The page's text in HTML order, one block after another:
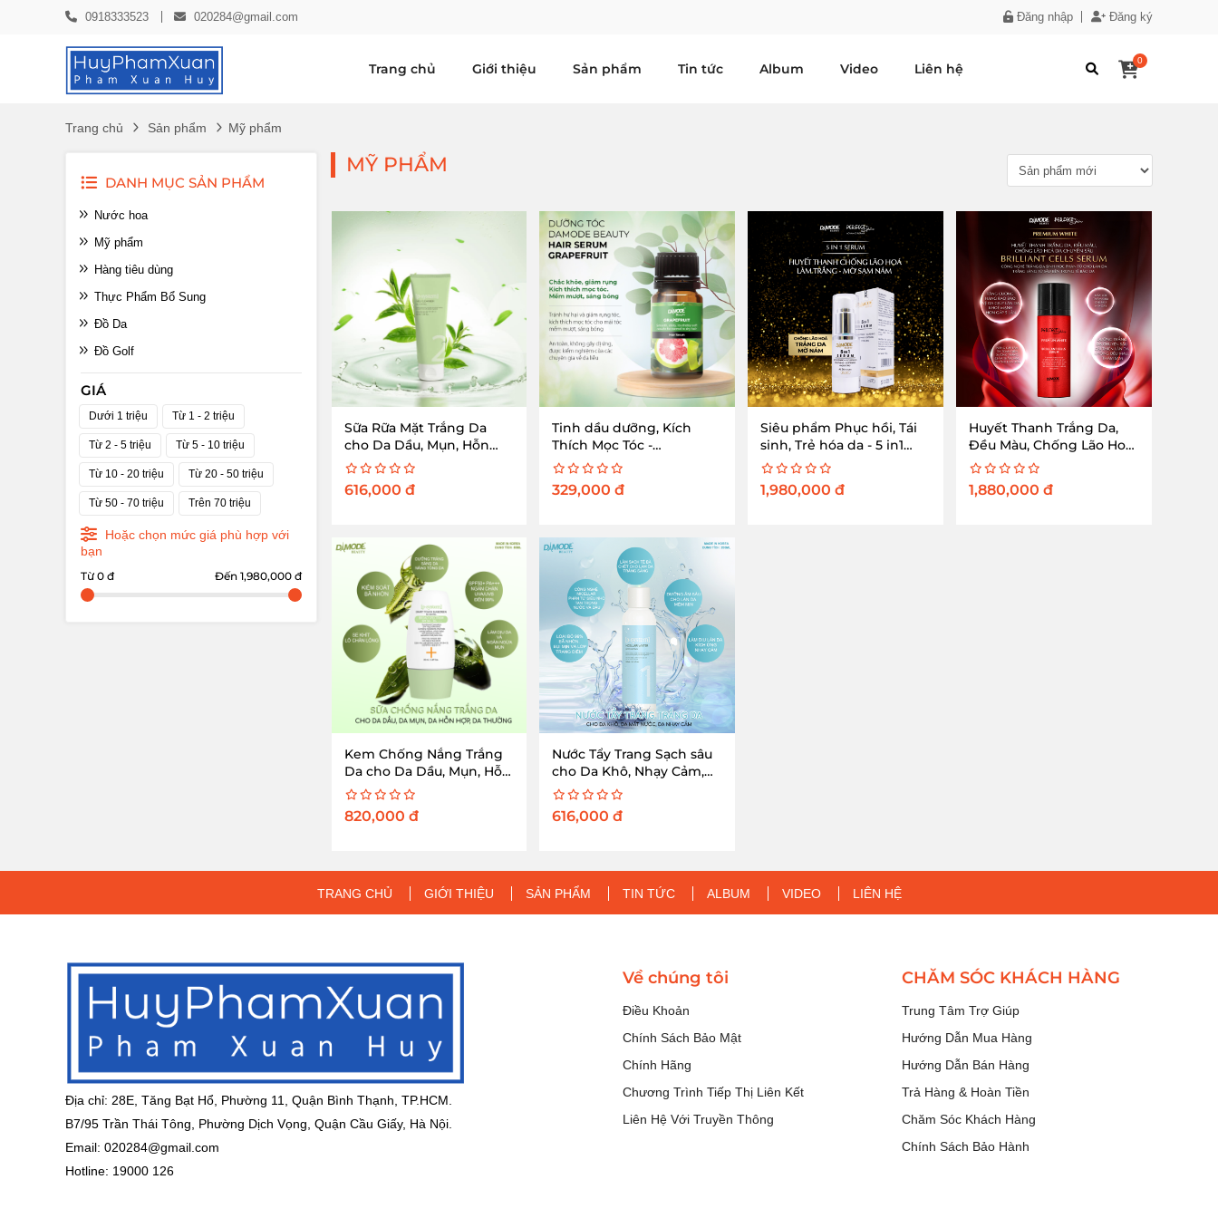
0918333523 020284@gmail.com Đăng nhập Đăng ký
Trang chủ Giới thiệu Sản phẩm Tin tức Album Video Liên hệ
0
Trang chủ Sản phẩm Mỹ phẩm
DANH MỤC SẢN PHẨM
Nước hoa
Mỹ phẩm
Hàng tiêu dùng
Thực Phẩm Bổ Sung
Đồ Da
Đồ Golf
GIÁ
Dưới 1 triệu Từ 1 - 2 triệu
Từ 2 - 5 triệu Từ 5 - 10 triệu
Từ 10 - 20 triệu Từ 20 - 50 triệu
Từ 50 - 70 triệu Trên 70 triệu
Hoặc chọn mức giá phù hợp với
bạn
Từ 0 đ Đến 1,980,000 đ
MỸ PHẨM
Sữa Rữa Mặt Trắng Da
cho Da Dầu, Mụn, Hỗn
Hợp - Gel Cleanser Oil
Control
616,000 đ
Tinh dầu dưỡng, Kích
Thích Mọc Tóc -
Grapefruit Hair Serum
329,000đ
Siêu phẩm Phục hồi, Tái
sinh, Trẻ hóa da - 5 in1
Serum (20g)
1,980,000đ
Huyết Thanh Trắng Da,
Đều Màu, Chống Lão Hoá
Chuyên Sâu - BRILLIANT
CELL SERUM
1,880,000đ
Kem Chống Nắng Trắng
Da cho Da Dầu, Mụn, Hỗn
Hợp Smart Touch Sun
Screen Oil Control
820,000 đ
Nước Tẩy Trang Sạch sâu
cho Da Khô, Nhạy Cảm,
Mất Nước - Micellar Water
Moisterizing
616,000đ
TRANG CHỦ GIỚI THIỆU SẢN PHẨM TIN TỨC ALBUM VIDEO LIÊN HỆ
Địa chỉ: 28E, Tăng Bạt Hổ, Phường 11, Quận Bình Thạnh, TP.HCM.
B7/95 Trần Thái Tông, Phường Dịch Vọng, Quận Cầu Giấy, Hà Nội.
Email: 020284@gmail.com
Hotline: 19000 126
Về chúng tôi
Điều Khoản
Chính Sách Bảo Mật
Chính Hãng
Chương Trình Tiếp Thị Liên Kết
Liên Hệ Với Truyền Thông
CHĂM SÓC KHÁCH HÀNG
Trung Tâm Trợ Giúp
Hướng Dẫn Mua Hàng
Hướng Dẫn Bán Hàng
Trả Hàng & Hoàn Tiền
Chăm Sóc Khách Hàng
Chính Sách Bảo Hành